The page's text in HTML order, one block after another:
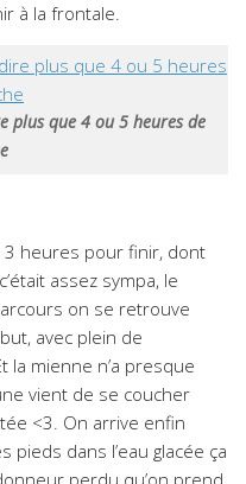
à la frontale.
plus que 4 ou 5 heures de
3 heures pour finir, dont
assez sympa, le
on se retrouve
avec plein de
la mienne n’a presque
vient de se coucher
<3. On arrive enfin
pieds dans l’eau glacée ça